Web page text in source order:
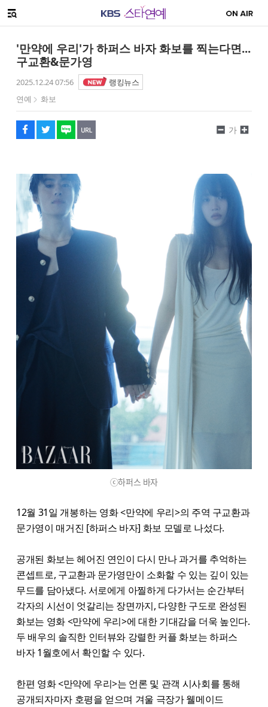
메뉴 열기
'만약에 우리'가 하퍼스 바자 화보를 찍는다면...
구교환&문가영
2025.12.24 07:56
랭킹뉴스
연예
화보
페이스북
트위터
네이버
URL복사
글씨 작게보기
가
글씨 크게보기
ⓒ하퍼스 바자
12월 31일 개봉하는 영화 <만약에 우리>의 주역 구교환과
문가영이 매거진 [하퍼스 바자] 화보 모델로 나섰다.
공개된 화보는 헤어진 연인이 다시 만나 과거를 추억하는
콘셉트로, 구교환과 문가영만이 소화할 수 있는 깊이 있는
무드를 담아냈다. 서로에게 아찔하게 다가서는 순간부터
각자의 시선이 엇갈리는 장면까지, 다양한 구도로 완성된
화보는 영화 <만약에 우리>에 대한 기대감을 더욱 높인다.
두 배우의 솔직한 인터뷰와 강렬한 커플 화보는 하퍼스
바자 1월호에서 확인할 수 있다.
한편 영화 <만약에 우리>는 언론 및 관객 시사회를 통해
공개되자마자 호평을 얻으며 겨울 극장가 웰메이드
해시태그